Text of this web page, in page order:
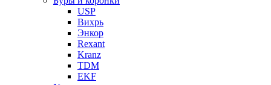
USP
Вихрь
Энкор
Rexant
Kranz
TDM
EKF